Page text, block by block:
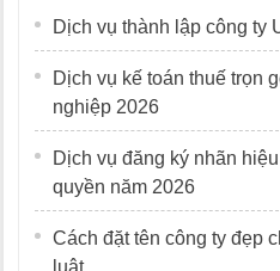
Dịch vụ thành lập công ty
Dịch vụ kế toán thuế trọn
nghiệp 2026
Dịch vụ đăng ký nhãn
quyền năm 2026
Cách đặt tên công ty đẹp
luật